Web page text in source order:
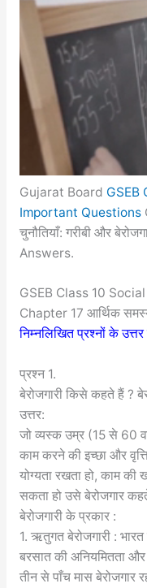
Gujarat Board GSEB
Important Questions
चुनौतियाँ: गरीबी और
Answers.
GSEB Class 10
Chapter 17 आर्थिक
निम्नलिखित प्रश्नों के उत्तर
प्रश्न 1.
बेरोजगारी किसे कहते हैं ?
उत्तर:
जो व्यस्क उम्र (15 से 60
काम करने की इच्छा और
योग्यता रखता हो, काम की
सकता हो उसे बेरोजगार
बेरोजगारी के प्रकार :
1. ऋतुगत बेरोजगारी : भारत
बरसात की अनियमितता
तीन से पाँच मास बेरोजगार